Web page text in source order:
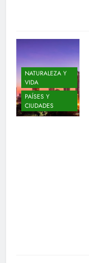
NATURALEZA Y
VIDA
PAÍSES Y
CIUDADES